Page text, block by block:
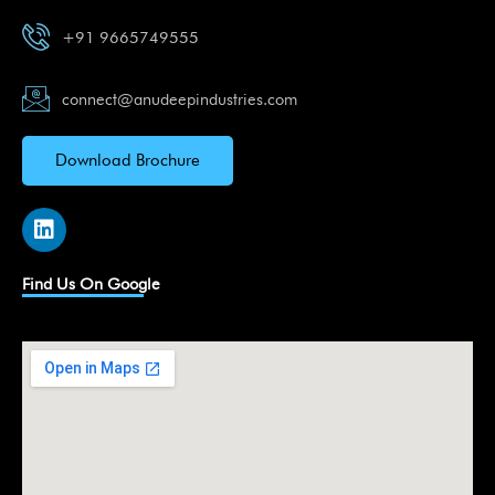
+91 9665749555
connect@anudeepindustries.com
Download Brochure
L
i
k
e
i
n
Find Us On Google